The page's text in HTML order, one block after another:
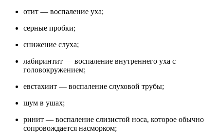
отит — воспаление уха;
серные пробки;
снижение слуха;
лабиринтит — воспаление внутреннего уха с
головокружением;
евстахиит — воспаление слуховой трубы;
шум в ушах;
ринит — воспаление слизистой носа, которое обычно
сопровождается насморком;